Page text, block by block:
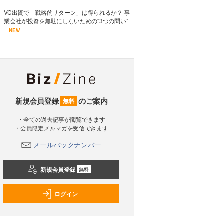
VC出資で「戦略的リターン」は得られるか？ 事
業会社が投資を無駄にしないための“3つの問い”
NEW
新規会員登録 無料 のご案内
・全ての過去記事が閲覧できます
・会員限定メルマガを受信できます
メールバックナンバー
新規会員登録 無料
ログイン